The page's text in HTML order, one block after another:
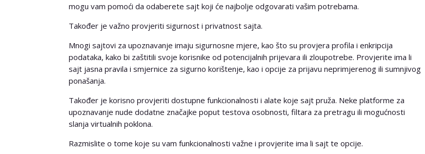
mogu vam pomoći da odaberete sajt koji će najbolje odgovarati vašim potrebama.
Također je važno provjeriti sigurnost i privatnost sajta.
Mnogi sajtovi za upoznavanje imaju sigurnosne mjere, kao što su provjera profila i enkripcija
podataka, kako bi zaštitili svoje korisnike od potencijalnih prijevara ili zloupotrebe. Provjerite ima li
sajt jasna pravila i smjernice za sigurno korištenje, kao i opcije za prijavu neprimjerenog ili sumnjivog
ponašanja.
Također je korisno provjeriti dostupne funkcionalnosti i alate koje sajt pruža. Neke platforme za
upoznavanje nude dodatne značajke poput testova osobnosti, filtara za pretragu ili mogućnosti
slanja virtualnih poklona.
Razmislite o tome koje su vam funkcionalnosti važne i provjerite ima li sajt te opcije.